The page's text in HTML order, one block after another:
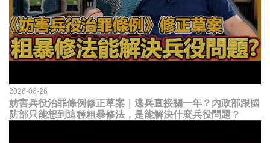
2026-06-26
妨害兵役治罪條例修正草案｜逃兵直接關一年？內政部跟國
防部只能想到這種粗暴修法，是能解決什麼兵役問題？